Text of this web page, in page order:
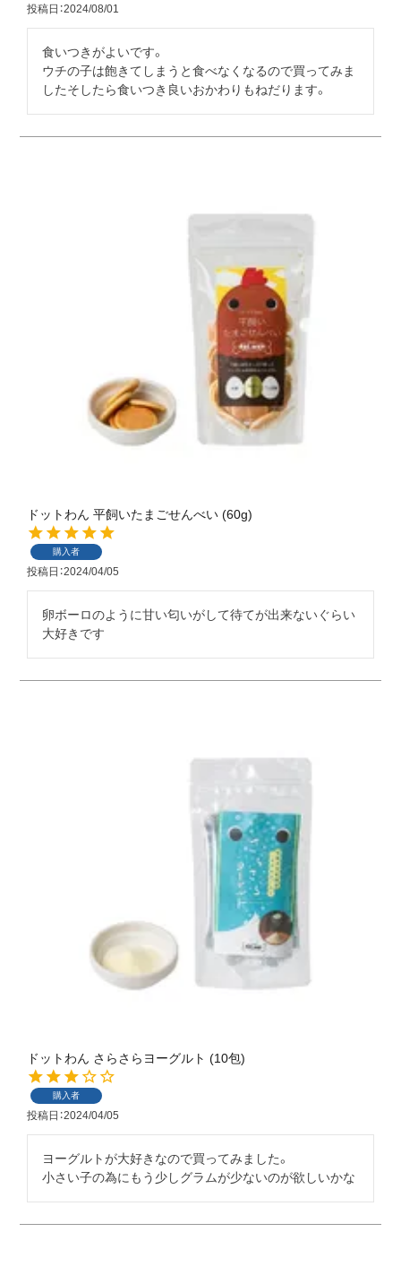
投稿日 2024/08/01
食いつきがよいです。
ウチの子は飽きてしまうと食べなくなるので買ってみま
したそしたら食いつき良いおかわりもねだります。
ドットわん 平飼いたまごせんべい (60g)
購入者
投稿日 2024/04/05
卵ボーロのように甘い匂いがして待てが出来ないぐらい
大好きです
ドットわん さらさらヨーグルト (10包)
購入者
投稿日 2024/04/05
ヨーグルトが大好きなので買ってみました。